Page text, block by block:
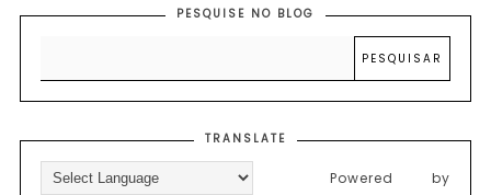
PESQUISE NO BLOG
TRANSLATE
Powered by